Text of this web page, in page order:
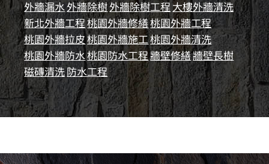
外牆漏水外牆除樹外牆除樹工程 大樓外牆清洗
新北外牆工程 桃園外牆修繕桃園外牆工程
桃園外牆拉皮 桃園外牆施工桃園外牆清洗
桃園外牆防水桃園防水工程 牆壁修繕牆壁長樹
磁磚清洗防水工程